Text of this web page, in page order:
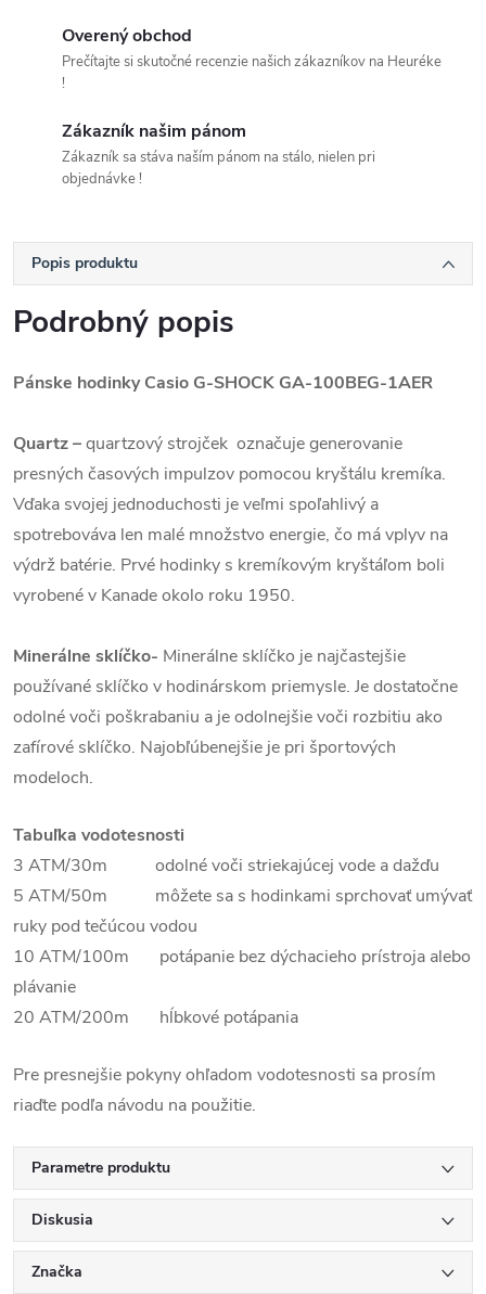
Overený obchod
Prečítajte si skutočné recenzie našich zákazníkov na Heuréke
!
Zákazník našim pánom
Zákazník sa stáva naším pánom na stálo, nielen pri
objednávke !
Popis produktu
Podrobný popis
Pánske hodinky Casio G-SHOCK GA-100BEG-1AER
Quartz–quartzový strojček označuje generovanie
presných časových impulzov pomocou kryštálu kremíka.
Vďaka svojej jednoduchosti je veľmi spoľahlivý a
spotrebováva len malé množstvo energie, čo má vplyv na
výdrž batérie. Prvé hodinky s kremíkovým kryštáľom boli
vyrobené v Kanade okolo roku 1950.
Minerálne sklíčko- Minerálne sklíčko je najčastejšie
používané sklíčko v hodinárskom priemysle. Je dostatočne
odolné voči poškrabaniu a je odolnejšie voči rozbitiu ako
zafírové sklíčko. Najobľúbenejšie je pri športových
modeloch.
Tabuľka vodotesnosti
3 ATM/30m odolné voči striekajúcej vode a dažďu
5 ATM/50m môžete sa s hodinkami sprchovať umývať
ruky pod tečúcou vodou
10 ATM/100m potápanie bez dýchacieho prístroja alebo
plávanie
20 ATM/200m hĺbkové potápania
Pre presnejšie pokyny ohľadom vodotesnosti sa prosím
riaďte podľa návodu na použitie.
Parametre produktu
Diskusia
Značka